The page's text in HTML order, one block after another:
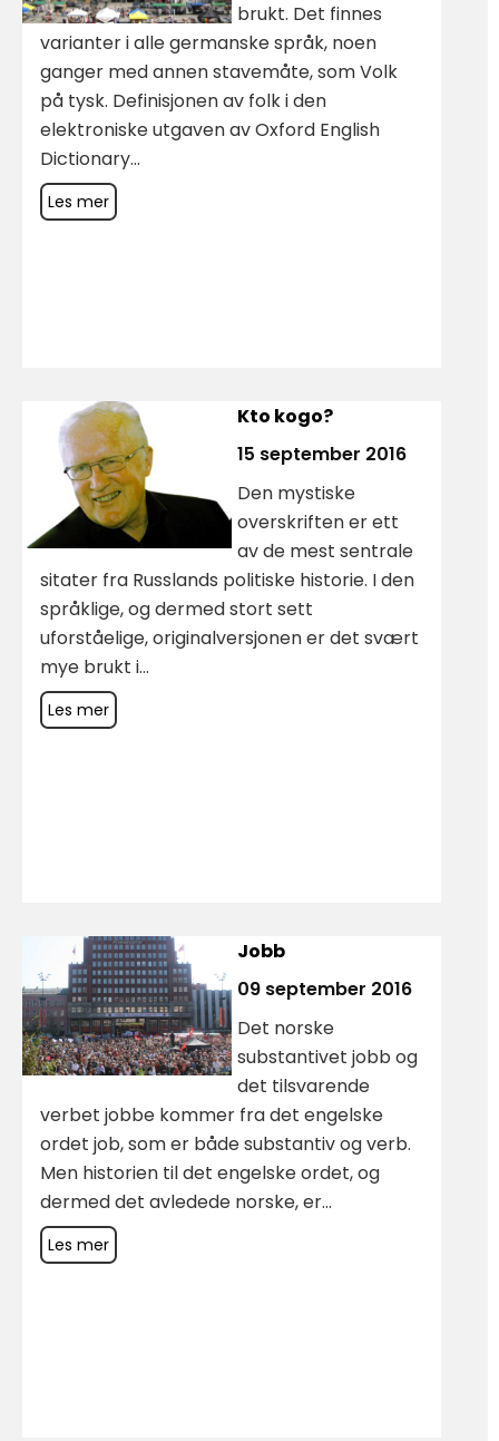
brukt. Det finnes
varianter i alle germanske språk, noen
ganger med annen stavemåte, som Volk
på tysk. Definisjonen av folk i den
elektroniske utgaven av Oxford English
Dictionary...
Les mer
Kto kogo?
15 september 2016
Den mystiske
overskriften er ett
av de mest sentrale
sitater fra Russlands politiske historie. I den
språklige, og dermed stort sett
uforståelige, originalversjonen er det svært
mye brukt i...
Les mer
Jobb
09 september 2016
Det norske
substantivet jobb og
det tilsvarende
verbet jobbe kommer fra det engelske
ordet job, som er både substantiv og verb.
Men historien til det engelske ordet, og
dermed det avledede norske, er...
Les mer